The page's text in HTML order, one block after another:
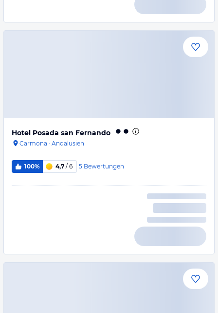
Hotel Posada san Fernando
Carmona · Andalusien
100% 4,7 / 6 5 Bewertungen